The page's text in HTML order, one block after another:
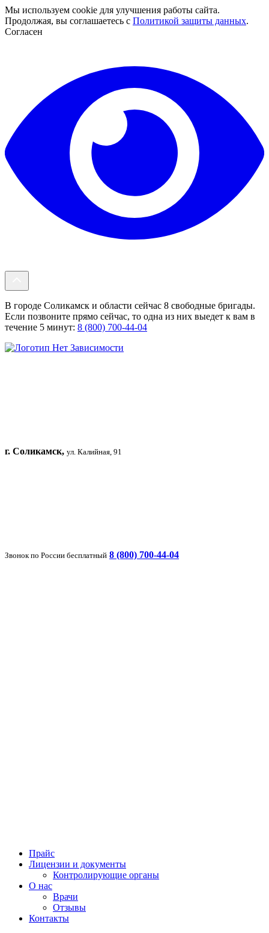
Мы используем cookie для улучшения работы сайта.
Продолжая, вы соглашаетесь с Политикой защиты данных.
Согласен
В городе Соликамск и области сейчас 8 свободные бригады.
Если позвоните прямо сейчас, то одна из них выедет к вам в
течение 5 минут: 8 (800) 700-44-04
г. Соликамск, ул. Калийная, 91
Звонок по России бесплатный 8 (800) 700-44-04
Прайс
Лицензии и документы
Контролирующие органы
О нас
Врачи
Отзывы
Контакты